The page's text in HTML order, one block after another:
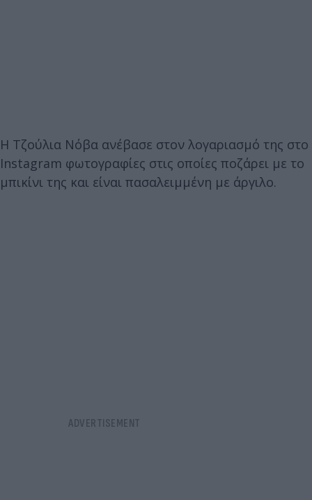
Η Τζούλια Νόβα ανέβασε στον λογαριασμό της στο
Instagram φωτογραφίες στις οποίες ποζάρει με το
μπικίνι της και είναι πασαλειμμένη με άργιλο.